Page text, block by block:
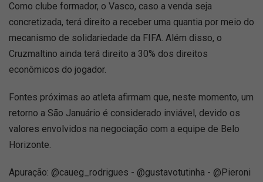
Como clube formador, o Vasco, caso a venda seja
concretizada, terá direito a receber uma quantia por meio do
mecanismo de solidariedade da FIFA. Além disso, o
Cruzmaltino ainda terá direito a 30% dos direitos
econômicos do jogador.
Fontes próximas ao atleta afirmam que, neste momento, um
retorno a São Januário é considerado inviável, devido os
valores envolvidos na negociação com a equipe de Belo
Horizonte.
Apuração: @caueg_rodrigues - @gustavotutinha - @Pieroni